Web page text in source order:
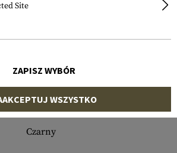
10703306030
Czarny
Site
ZAPISZ WYBÓR
WSZYSTKO